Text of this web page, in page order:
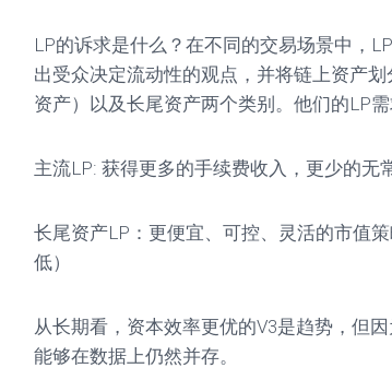
LP的诉求是什么？在不同的交易场景中，
出受众决定流动性的观点，并将链上资产
资产）以及长尾资产两个类别。他们的LP需
主流LP: 获得更多的手续费收入，更少的无
长尾资产LP：更便宜、可控、灵活的市值
低）
从长期看，资本效率更优的V3是趋势，但
能够在数据上仍然并存。